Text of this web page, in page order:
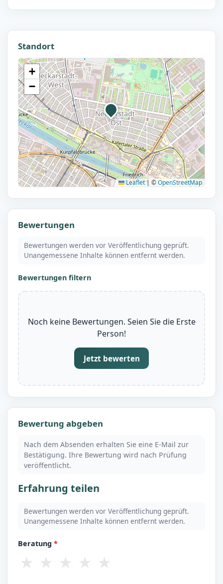
Standort
+
−
Leaflet| ©OpenStreetMap
Bewertungen
Bewertungen werden vor Veröffentlichung geprüft.
Unangemessene Inhalte können entfernt werden.
Bewertungen filtern
Noch keine Bewertungen. Seien Sie die Erste
Person!
Jetzt bewerten
Bewertung abgeben
Nach dem Absenden erhalten Sie eine E-Mail zur
Bestätigung. Ihre Bewertung wird nach Prüfung
veröffentlicht.
Erfahrung teilen
Bewertungen werden vor Veröffentlichung geprüft.
Unangemessene Inhalte können entfernt werden.
Beratung*
★ ★ ★ ★ ★